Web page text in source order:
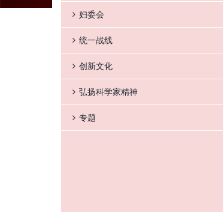
妇委会
统一战线
创新文化
弘扬科学家精神
专题